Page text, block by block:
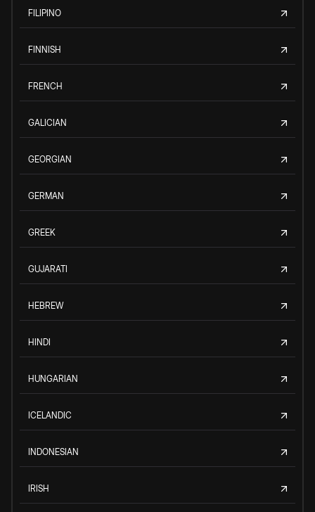
FILIPINO
FINNISH
FRENCH
GALICIAN
GEORGIAN
GERMAN
GREEK
GUJARATI
HEBREW
HINDI
HUNGARIAN
ICELANDIC
INDONESIAN
IRISH